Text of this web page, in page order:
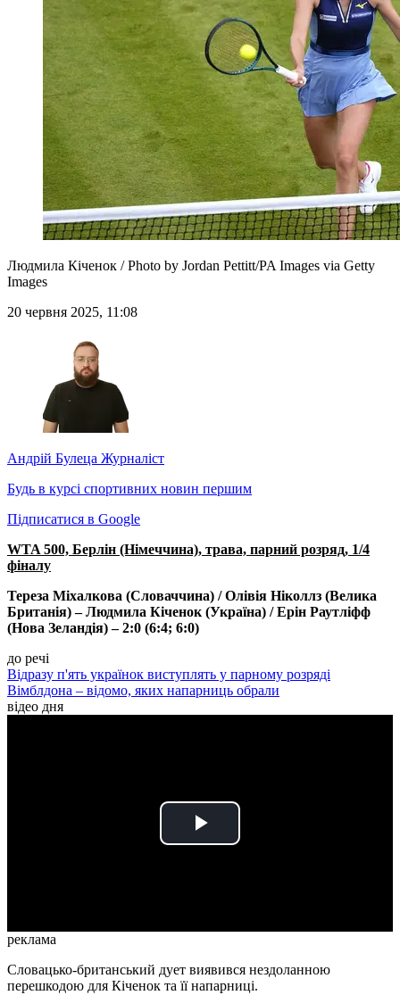
Людмила Кіченок / Photo by Jordan Pettitt/PA Images via Getty
Images
20 червня 2025, 11:08
Андрій Булеца Журналіст
Будь в курсі спортивних новин першим
Підписатися в Google
WTA 500, Берлін (Німеччина), трава, парний розряд, 1/4
фіналу
Тереза Міхалкова (Словаччина) / Олівія Ніколлз (Велика
Британія) – Людмила Кіченок (Україна) / Ерін Раутліфф
(Нова Зеландія) – 2:0 (6:4; 6:0)
до речі
Відразу п'ять українок виступлять у парному розряді
Вімблдона – відомо, яких напарниць обрали
відео дня
Play
реклама
Словацько-британський дует виявився нездоланною
перешкодою для Кіченок та її напарниці.